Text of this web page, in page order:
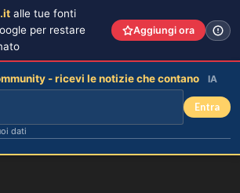
alle tue fonti
per restare
Aggiungi ora
- ricevi le notizie che contano IA
Entra
dati